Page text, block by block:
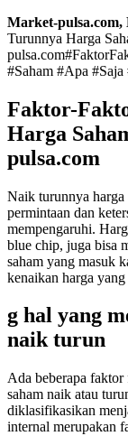
Market-pulsa.com,
Turunnya Harga
#Saham #Apa
Faktor-
Harga
pulsa.com
Naik turunnya harga
permintaan dan
mempengaruhi.
blue chip, juga bisa
saham yang masuk
kenaikan harga
g hal yang
naik turun
Ada beberapa faktor
saham naik atau
diklasifikasikan
internal merupakan